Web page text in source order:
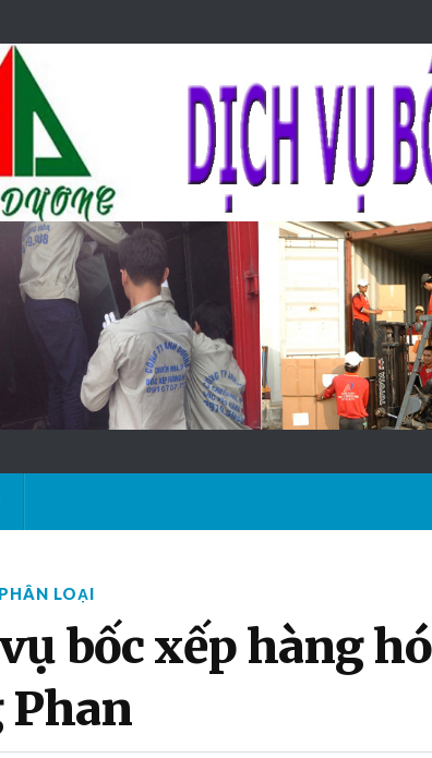
LOẠI
bốc xếp hàng
Phan